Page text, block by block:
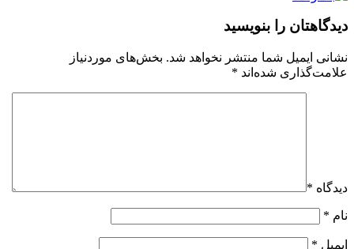
دیدگاهتان را بنویسید
نشانی ایمیل شما منتشر نخواهد شد. بخش‌های موردنیاز
علامت‌گذاری شده‌اند *
دیدگاه *
نام *
ایمیل *